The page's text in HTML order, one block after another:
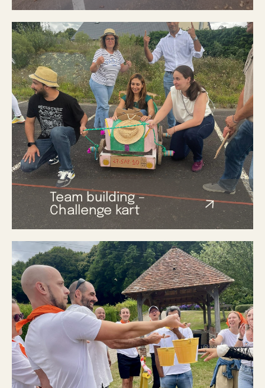
Team building –
Challenge kart